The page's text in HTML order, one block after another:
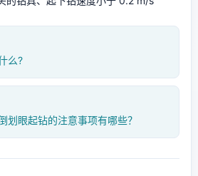
么?
划眼起钻的注意事项有哪些？